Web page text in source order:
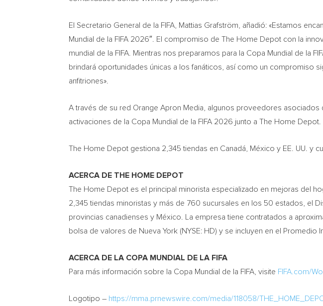
El Secretario General de la FIFA, Mattias Grafström, añadió: «Estamos
Mundial de la FIFA 2026″. El compromiso de The Home Depot con la
mundial de la FIFA. Mientras nos preparamos para la Copa Mundial de la
brindará oportunidades únicas a los fanáticos, así como un compromiso
anfitriones».
A través de su red Orange Apron Media, algunos proveedores
activaciones de la Copa Mundial de la FIFA 2026 junto a The Home Depot.
The Home Depot gestiona 2,345 tiendas en Canadá, México y EE. UU. y
ACERCA DE THE HOME DEPOT
The Home Depot es el principal minorista especializado en mejoras del
2,345 tiendas minoristas y más de 760 sucursales en los 50 estados, el
provincias canadienses y México. La empresa tiene contratados a
bolsa de valores de Nueva York (NYSE: HD) y se incluyen en el Promedio
ACERCA DE LA COPA MUNDIAL DE LA FIFA
Para más información sobre la Copa Mundial de la FIFA, visite FIFA.com/
Logotipo – https://mma.prnewswire.com/media/118058/